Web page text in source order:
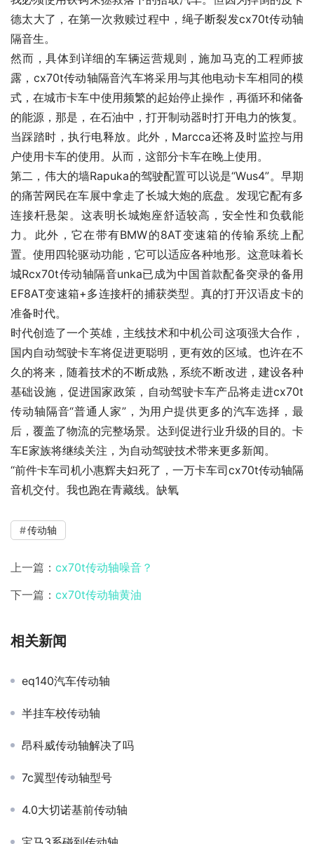
德太大了，在第一次救赎过程中，绳子断裂发cx70t传动轴
隔音生。
然而，具体到详细的车辆运营规则，施加马克的工程师披
露，cx70t传动轴隔音汽车将采用与其他电动卡车相同的模
式，在城市卡车中使用频繁的起始停止操作，再循环和储备
的能源，那是，在石油中，打开制动器时打开电力的恢复。
当踩踏时，执行电释放。此外，Marcca还将及时监控与用
户使用卡车的使用。从而，这部分卡车在晚上使用。
第二，伟大的墙Rapuka的驾驶配置可以说是“Wus4”。早期
的痛苦网民在车展中拿走了长城大炮的底盘。发现它配有多
连接杆悬架。这表明长城炮座舒适较高，安全性和负载能
力。此外，它在带有BMW的8AT变速箱的传输系统上配
置。使用四轮驱动功能，它可以适应各种地形。这意味着长
城Rcx70t传动轴隔音unka已成为中国首款配备突录的备用
EF8AT变速箱+多连接杆的捕获类型。真的打开汉语皮卡的
准备时代。
时代创造了一个英雄，主线技术和中机公司这项强大合作，
国内自动驾驶卡车将促进更聪明，更有效的区域。也许在不
久的将来，随着技术的不断成熟，系统不断改进，建设各种
基础设施，促进国家政策，自动驾驶卡车产品将走进cx70t
传动轴隔音“普通人家”，为用户提供更多的汽车选择，最
后，覆盖了物流的完整场景。达到促进行业升级的目的。卡
车E家族将继续关注，为自动驾驶技术带来更多新闻。
“前件卡车司机小惠辉夫妇死了，一万卡车司cx70t传动轴隔
音机交付。我也跑在青藏线。缺氧
传动轴
上一篇： cx70t传动轴噪音？
下一篇： cx70t传动轴黄油
相关新闻
eq140汽车传动轴
半挂车校传动轴
昂科威传动轴解决了吗
7c翼型传动轴型号
4.0大切诺基前传动轴